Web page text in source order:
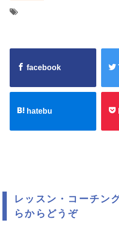
facebook
hatebu
レッスン・コーチン
らからどうぞ